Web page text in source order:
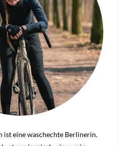
ist eine waschechte Berlinerin.